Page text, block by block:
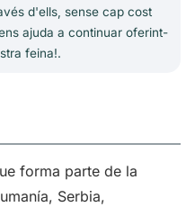
d'ells, sense cap cost
ajuda a continuar oferint-
feina!.
forma parte de la
Serbia,